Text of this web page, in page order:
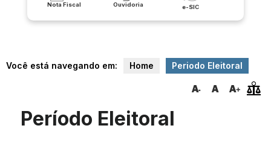
Nota Fiscal Ouvidoria e-SIC
Você está navegando em: Home Periodo Eleitoral
Período Eleitoral